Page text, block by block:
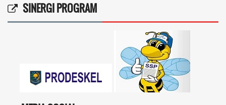
SINERGI PROGRAM